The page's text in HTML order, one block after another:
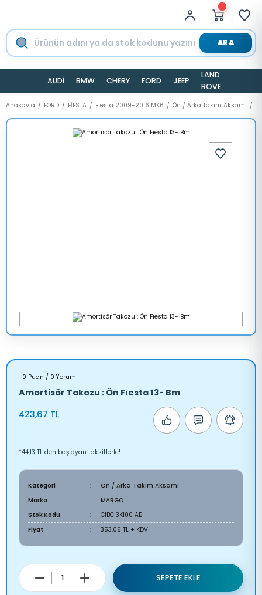
ARA
AUDİ BMW CHERY FORD JEEP
LAND
ROVER
Anasayfa FORD FİESTA Fiesta 2009-2016 MK6 Ön / Arka Takım Aksamı
0 Puan / 0 Yorum
Amortisör Takozu : Ön Fıesta 13- Bm
423,67 TL
*44,13 TL den başlayan taksitlerle!
Kategori
Ön / Arka Takım Aksamı
Marka
MARGO
Stok Kodu
C1BC 3K100 AB
Fiyat
353,06 TL + KDV
SEPETE EKLE